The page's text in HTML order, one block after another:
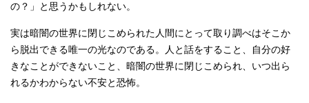
の？」と思うかもしれない。
実は暗闇の世界に閉じこめられた人間にとって取り調べはそこか
ら脱出できる唯一の光なのである。人と話をすること、自分の好
きなことができないこと、暗闇の世界に閉じこめられ、いつ出ら
れるかわからない不安と恐怖。